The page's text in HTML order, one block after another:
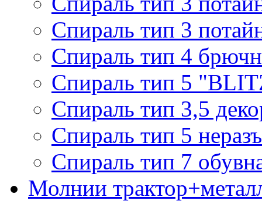
Спираль тип 3
Спираль тип 4
Спираль тип 5
Спираль тип 3,5
Спираль тип 5
Спираль тип 7
Молнии